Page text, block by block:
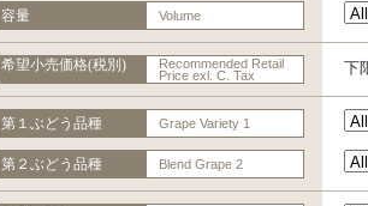
容量 Volume
希望小売価格(税別)
Recommended Retail
Price exl. C. Tax
下
第１ぶどう品種 Grape Variety 1
第２ぶどう品種 Blend Grape 2